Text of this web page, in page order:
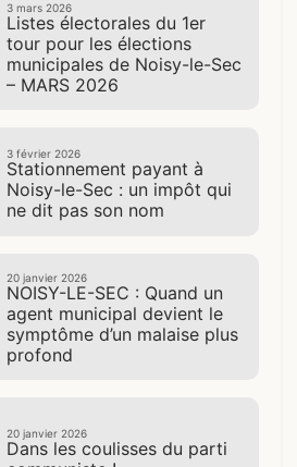
3 mars 2026
Listes électorales du 1er
tour pour les élections
municipales de Noisy-le-Sec
– MARS 2026
3 février 2026
Stationnement payant à
Noisy-le-Sec : un impôt qui
ne dit pas son nom
20 janvier 2026
NOISY-LE-SEC : Quand un
agent municipal devient le
symptôme d’un malaise plus
profond
20 janvier 2026
Dans les coulisses du parti